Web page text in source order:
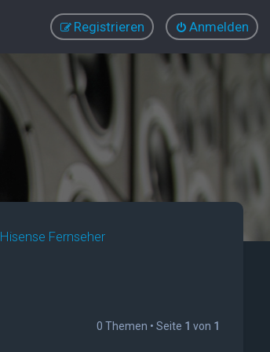
Anmelden
Registrieren
Hisense Fernseher
0 Themen • Seite 1 von 1